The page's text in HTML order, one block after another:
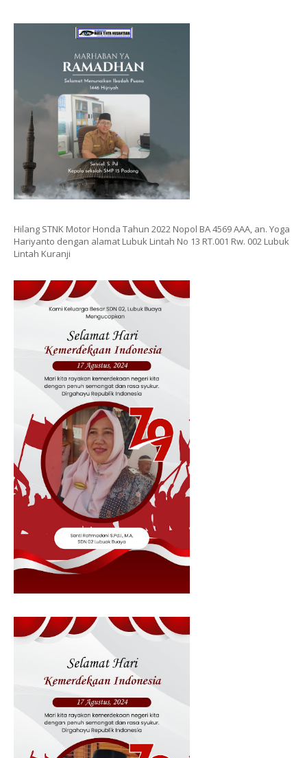
Hilang STNK Motor Honda Tahun 2022 Nopol BA 4569 AAA, an. Yoga
Hariyanto dengan alamat Lubuk Lintah No 13 RT.001 Rw. 002 Lubuk
Lintah Kuranji